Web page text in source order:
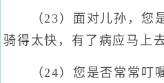
（23）面对儿孙，您是
骑得太快，有了病应马上
（24）您是否常常叮嘱